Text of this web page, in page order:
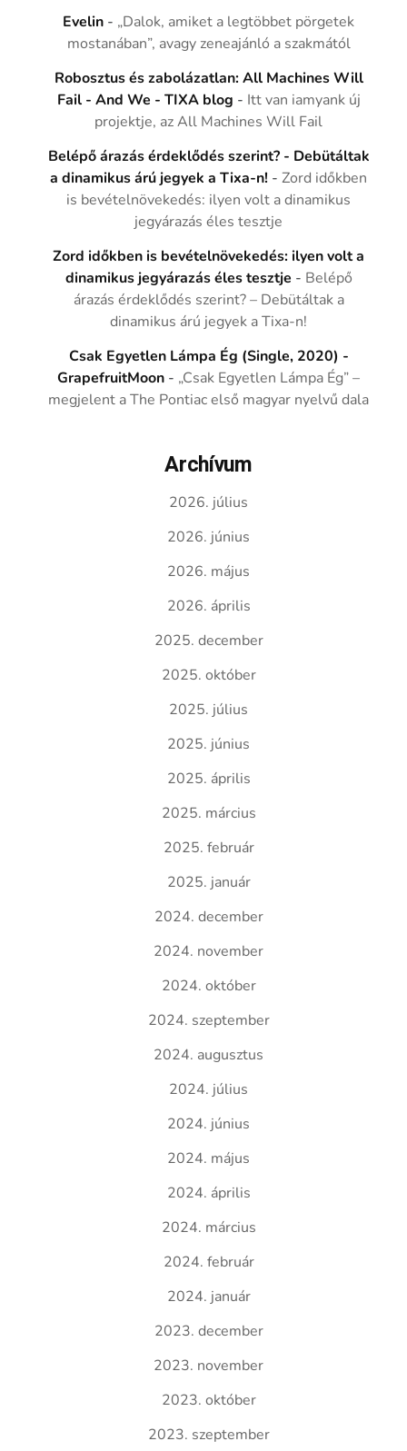
Evelin - „Dalok, amiket a legtöbbet pörgetek
mostanában”, avagy zeneajánló a szakmától
Robosztus és zabolázatlan: All Machines Will
Fail - And We - TIXA blog - Itt van iamyank új
projektje, az All Machines Will Fail
Belépő árazás érdeklődés szerint? - Debütáltak
a dinamikus árú jegyek a Tixa-n! -Zord időkben
is bevételnövekedés: ilyen volt a dinamikus
jegyárazás éles tesztje
Zord időkben is bevételnövekedés: ilyen volt a
dinamikus jegyárazás éles tesztje - Belépő
árazás érdeklődés szerint? – Debütáltak a
dinamikus árú jegyek a Tixa-n!
Csak Egyetlen Lámpa Ég (Single, 2020) -
GrapefruitMoon - „Csak Egyetlen Lámpa Ég” –
megjelent a The Pontiac első magyar nyelvű dala
Archívum
2026. július
2026. június
2026. május
2026. április
2025. december
2025. október
2025. július
2025. június
2025. április
2025. március
2025. február
2025. január
2024. december
2024. november
2024. október
2024. szeptember
2024. augusztus
2024. július
2024. június
2024. május
2024. április
2024. március
2024. február
2024. január
2023. december
2023. november
2023. október
2023. szeptember